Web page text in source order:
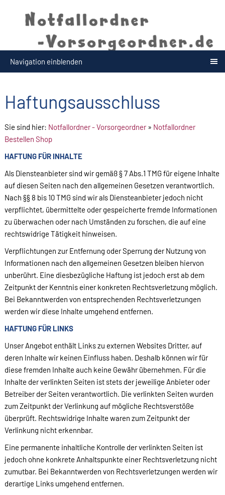
Navigation einblenden
Haftungsausschluss
Sie sind hier: Notfallordner - Vorsorgeordner» Notfallordner
Bestellen Shop
HAFTUNG FÜR INHALTE
Als Diensteanbieter sind wir gemäß § 7 Abs.1 TMG für eigene Inhalte
auf diesen Seiten nach den allgemeinen Gesetzen verantwortlich.
Nach §§ 8 bis 10 TMG sind wir als Diensteanbieter jedoch nicht
verpflichtet, übermittelte oder gespeicherte fremde Informationen
zu überwachen oder nach Umständen zu forschen, die auf eine
rechtswidrige Tätigkeit hinweisen.
Verpflichtungen zur Entfernung oder Sperrung der Nutzung von
Informationen nach den allgemeinen Gesetzen bleiben hiervon
unberührt. Eine diesbezügliche Haftung ist jedoch erst ab dem
Zeitpunkt der Kenntnis einer konkreten Rechtsverletzung möglich.
Bei Bekanntwerden von entsprechenden Rechtsverletzungen
werden wir diese Inhalte umgehend entfernen.
HAFTUNG FÜR LINKS
Unser Angebot enthält Links zu externen Websites Dritter, auf
deren Inhalte wir keinen Einfluss haben. Deshalb können wir für
diese fremden Inhalte auch keine Gewähr übernehmen. Für die
Inhalte der verlinkten Seiten ist stets der jeweilige Anbieter oder
Betreiber der Seiten verantwortlich. Die verlinkten Seiten wurden
zum Zeitpunkt der Verlinkung auf mögliche Rechtsverstöße
überprüft. Rechtswidrige Inhalte waren zum Zeitpunkt der
Verlinkung nicht erkennbar.
Eine permanente inhaltliche Kontrolle der verlinkten Seiten ist
jedoch ohne konkrete Anhaltspunkte einer Rechtsverletzung nicht
zumutbar. Bei Bekanntwerden von Rechtsverletzungen werden wir
derartige Links umgehend entfernen.